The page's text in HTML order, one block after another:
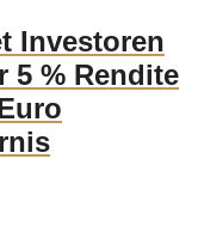
Investoren
5 % Rendite